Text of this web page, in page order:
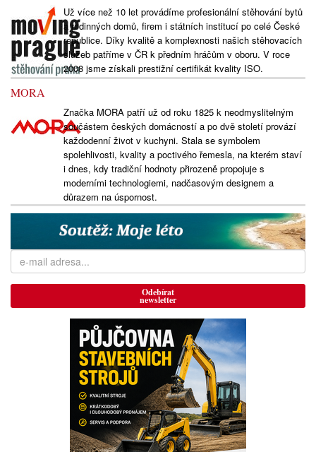
Už více než 10 let provádíme profesionální stěhování bytů
a rodinných domů, firem i státních institucí po celé České
republice. Díky kvalitě a komplexnosti našich stěhovacích
služeb patříme v ČR k předním hráčům v oboru. V roce
2008 jsme získali prestižní certifikát kvality ISO.
MORA
Značka MORA patří už od roku 1825 k neodmyslitelným
součástem českých domácností a po dvě století provází
každodenní život v kuchyni. Stala se symbolem
spolehlivosti, kvality a poctivého řemesla, na kterém staví
i dnes, kdy tradiční hodnoty přirozeně propojuje s
moderními technologiemi, nadčasovým designem a
důrazem na úspornost.
Odebírat
newsletter